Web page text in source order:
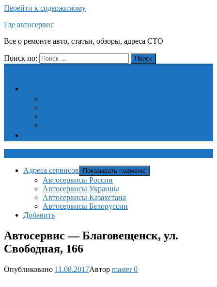
Перейти к содержимому
Где автосервис
Все о ремонте авто, статьи, обзоры, адреса СТО
Поиск по: Поиск
Адреса сервисов Показывать подменю
Автосервисы России
Автосервисы Украины
Автосервисы Казахстана
Автосервисы Белоруссии
Добавить
Автосервис — Благовещенск, ул.
Свободная, 166
Опубликовано 11.08.2017Автор master0